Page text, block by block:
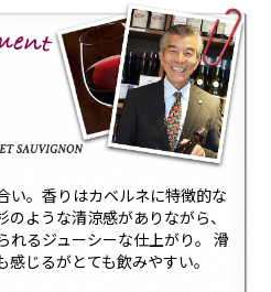
い。香りはカベルネに特徴的な
ような清涼感がありながら、
れるジューシーな仕上がり。 滑
じるがとても飲みやすい。